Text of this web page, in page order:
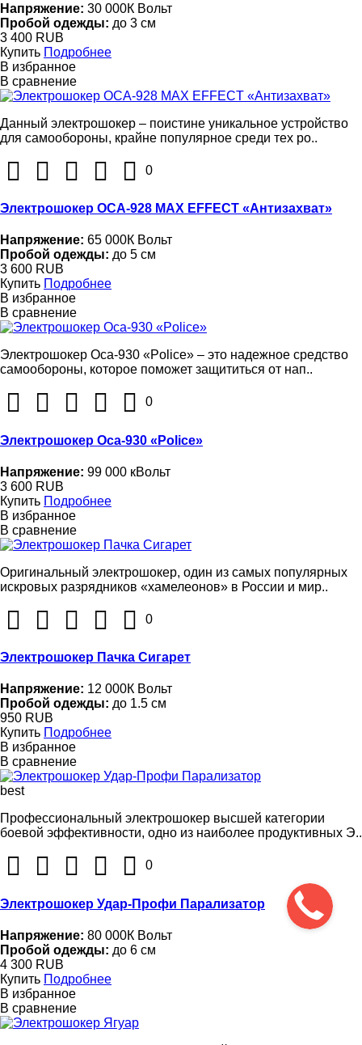
Напряжение: 30 000К Вольт
Пробой одежды: до 3 см
3 400 RUB
Купить Подробнее
В избранное
В сравнение
Данный электрошокер – поистине уникальное устройство
для самообороны, крайне популярное среди тех ро..
0
Электрошокер ОСА-928 MAX EFFECT «Антизахват»
Напряжение: 65 000К Вольт
Пробой одежды: до 5 см
3 600 RUB
Купить Подробнее
В избранное
В сравнение
Электрошокер Оса-930 «Police» – это надежное средство
самообороны, которое поможет защититься от нап..
0
Электрошокер Оса-930 «Police»
Напряжение: 99 000 кВольт
3 600 RUB
Купить Подробнее
В избранное
В сравнение
Оригинальный электрошокер, один из самых популярных
искровых разрядников «хамелеонов» в России и мир..
0
Электрошокер Пачка Сигарет
Напряжение: 12 000К Вольт
Пробой одежды: до 1.5 см
950 RUB
Купить Подробнее
В избранное
В сравнение
best
Профессиональный электрошокер высшей категории
боевой эффективности, одно из наиболее продуктивных Э..
0
Электрошокер Удар-Профи Парализатор
Напряжение: 80 000К Вольт
Пробой одежды: до 6 см
4 300 RUB
Купить Подробнее
В избранное
В сравнение